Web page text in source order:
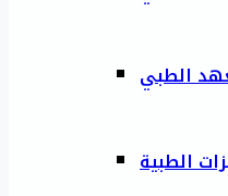
الطبي
الطبية